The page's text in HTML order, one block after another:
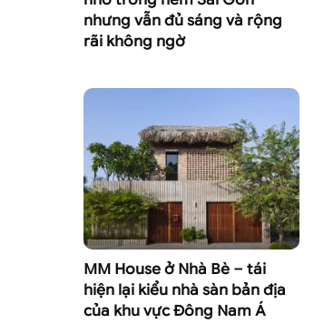
nhưng vẫn đủ sáng và rộng
rãi không ngờ
MM House ở Nhà Bè – tái
hiện lại kiểu nhà sàn bản địa
của khu vực Đông Nam Á